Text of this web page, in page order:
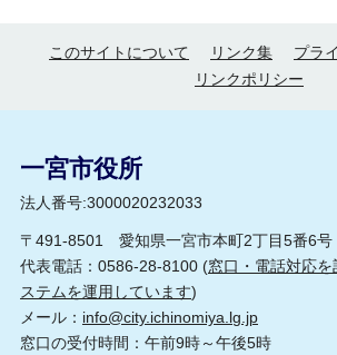
このサイトについて リンク集
プラ
リンクポリシー
一宮市役所
法人番号:3000020232033
〒491-8501 愛知県一宮市本町2丁目5番6号
代表電話：0586-28-8100 (窓口・電話対応
ステムを運用しています)
メール： info@city.ichinomiya.lg.jp
窓口の受付時間：午前9時～午後5時